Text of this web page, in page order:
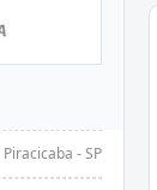
Piracicaba - SP